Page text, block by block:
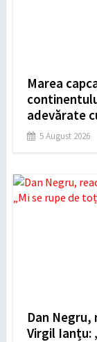
Marea
adevărate
5 August 2026
Dan
Virgil Ianțu: